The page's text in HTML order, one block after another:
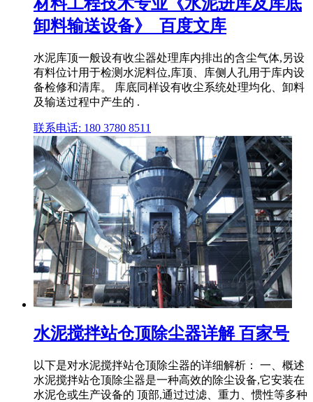
卸料输送设备》_百度文库
水泥库顶一般设有收尘器处理库内排出的含尘气体,另设
有料位计用于检测水泥料位,库顶、库侧人孔用于库内设
备检修和清库。 库底同样设有收尘系统处理均化、卸料
及输送过程中产生的 .
联系电话: 180 3780 8511
水泥搅拌站仓顶除尘器详解 百家号
以下是对水泥搅拌站仓顶除尘器的详细解析： 一、概述
水泥搅拌站仓顶除尘器是一种高效的除尘设备,它安装在
水泥仓或生产设备的 顶部,通过过滤、重力、惯性等多种